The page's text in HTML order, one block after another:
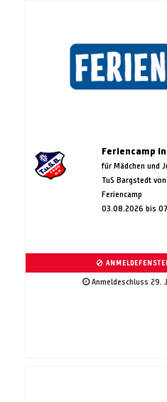
Feriencamp
für Mädchen und
TuS Bargstedt von
Feriencamp
03.08.2026 bis
Anmeldeschluss 29.